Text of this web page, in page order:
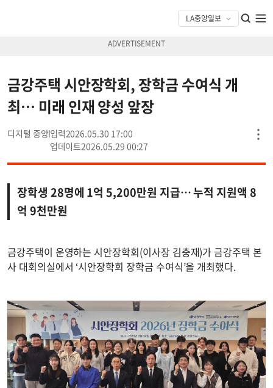
금강주택 시안장학회, 장학금 수여식 개
최… 미래 인재 양성 앞장
디지털 중앙
2026.05.30 17:00
2026.05.29 00:27
장학생 28명에 1억 5,200만원 지급… 누적 지원액 8
억 9천만원
금강주택이 운영하는 시안장학회(이사장 김충재)가 금강주택 본
사 대회의실에서 ‘시안장학회 장학금 수여식’을 개최했다.